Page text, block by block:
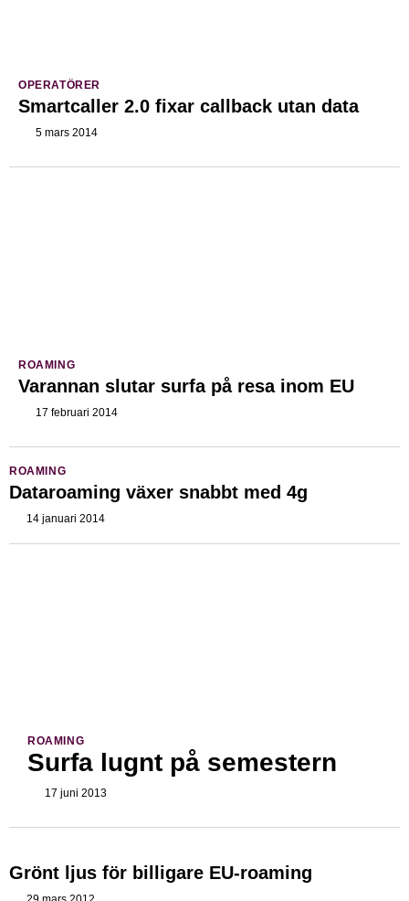
OPERATÖRER
Smartcaller 2.0 fixar callback utan data
5 mars 2014
ROAMING
Varannan slutar surfa på resa inom EU
17 februari 2014
ROAMING
Dataroaming växer snabbt med 4g
14 januari 2014
ROAMING
Surfa lugnt på semestern
17 juni 2013
Grönt ljus för billigare EU-roaming